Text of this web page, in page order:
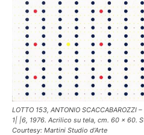
LOTTO 153, ANTONIO SCACCABAROZZI
1| |6, 1976. Acrilico su tela, cm. 60 x 60.
Courtesy: Martini Studio d’Arte